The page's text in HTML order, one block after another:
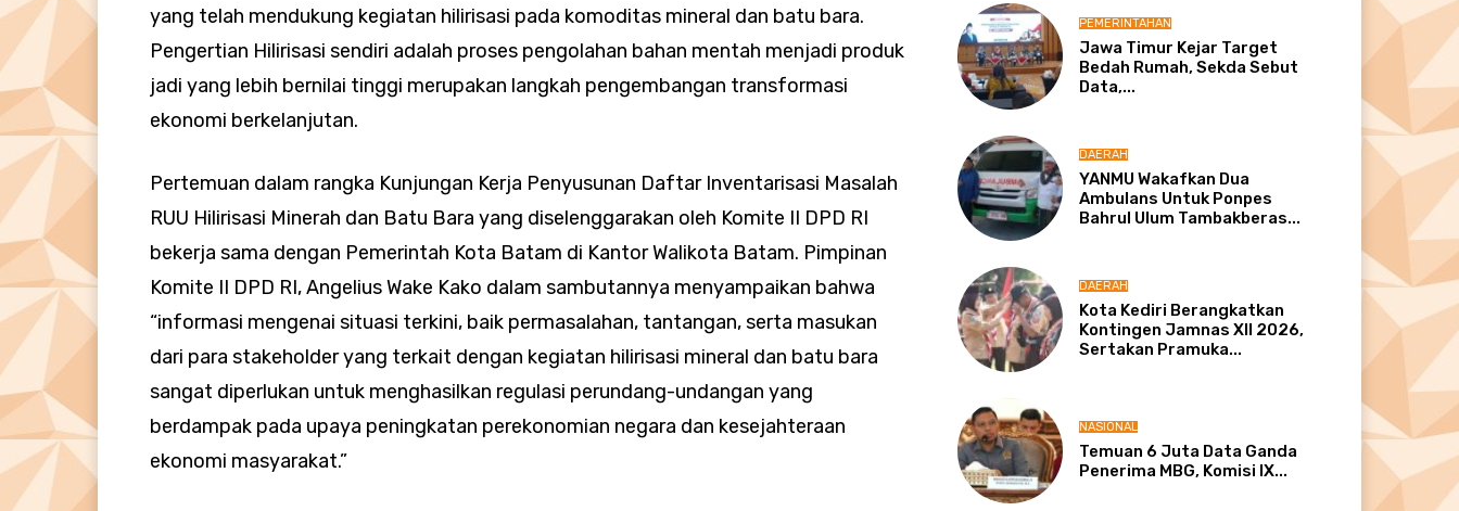
yang telah mendukung kegiatan hilirisasi pada komoditas mineral dan batu bara.
Pengertian Hilirisasi sendiri adalah proses pengolahan bahan mentah menjadi produk
jadi yang lebih bernilai tinggi merupakan langkah pengembangan transformasi
ekonomi berkelanjutan.
Pertemuan dalam rangka Kunjungan Kerja Penyusunan Daftar Inventarisasi Masalah
RUU Hilirisasi Minerah dan Batu Bara yang diselenggarakan oleh Komite II DPD RI
bekerja sama dengan Pemerintah Kota Batam di Kantor Walikota Batam. Pimpinan
Komite II DPD RI, Angelius Wake Kako dalam sambutannya menyampaikan bahwa
“informasi mengenai situasi terkini, baik permasalahan, tantangan, serta masukan
dari para stakeholder yang terkait dengan kegiatan hilirisasi mineral dan batu bara
sangat diperlukan untuk menghasilkan regulasi perundang-undangan yang
berdampak pada upaya peningkatan perekonomian negara dan kesejahteraan
ekonomi masyarakat.”
PEMERINTAHAN
Jawa Timur Kejar Target
Bedah Rumah, Sekda Sebut
Data,...
DAERAH
YANMU Wakafkan Dua
Ambulans Untuk Ponpes
Bahrul Ulum Tambakberas...
DAERAH
Kota Kediri Berangkatkan
Kontingen Jamnas XII 2026,
Sertakan Pramuka...
NASIONAL
Temuan 6 Juta Data Ganda
Penerima MBG, Komisi IX...